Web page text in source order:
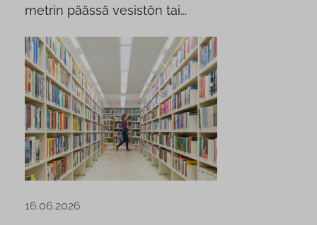
metrin päässä vesistön tai...
16.06.2026